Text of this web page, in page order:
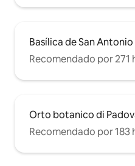
Basílica de San Antonio
Recomendado por
Orto botanico di
Recomendado por